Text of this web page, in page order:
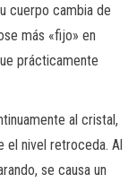
cuerpo cambia de
más «fijo» en
prácticamente
al cristal,
el nivel retroceda. Al
se causa un